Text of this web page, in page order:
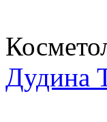
Дудина